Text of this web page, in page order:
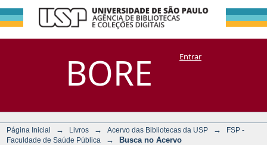
BORE
Busca no Acervo
DSpace/Manakin + CoriscoEntrar
Página Inicial → Livros → Acervo das Bibliotecas da USP →
FSP -
Faculdade de Saúde Pública
→ Busca no Acervo